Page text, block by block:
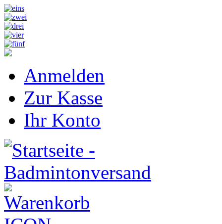
Anmelden
Zur Kasse
Ihr Konto